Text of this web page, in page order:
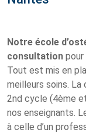
Notre école
consultation
Tout est mis en
meilleurs soins.
2nd cycle (4ème
nos enseignants.
à celle d’un